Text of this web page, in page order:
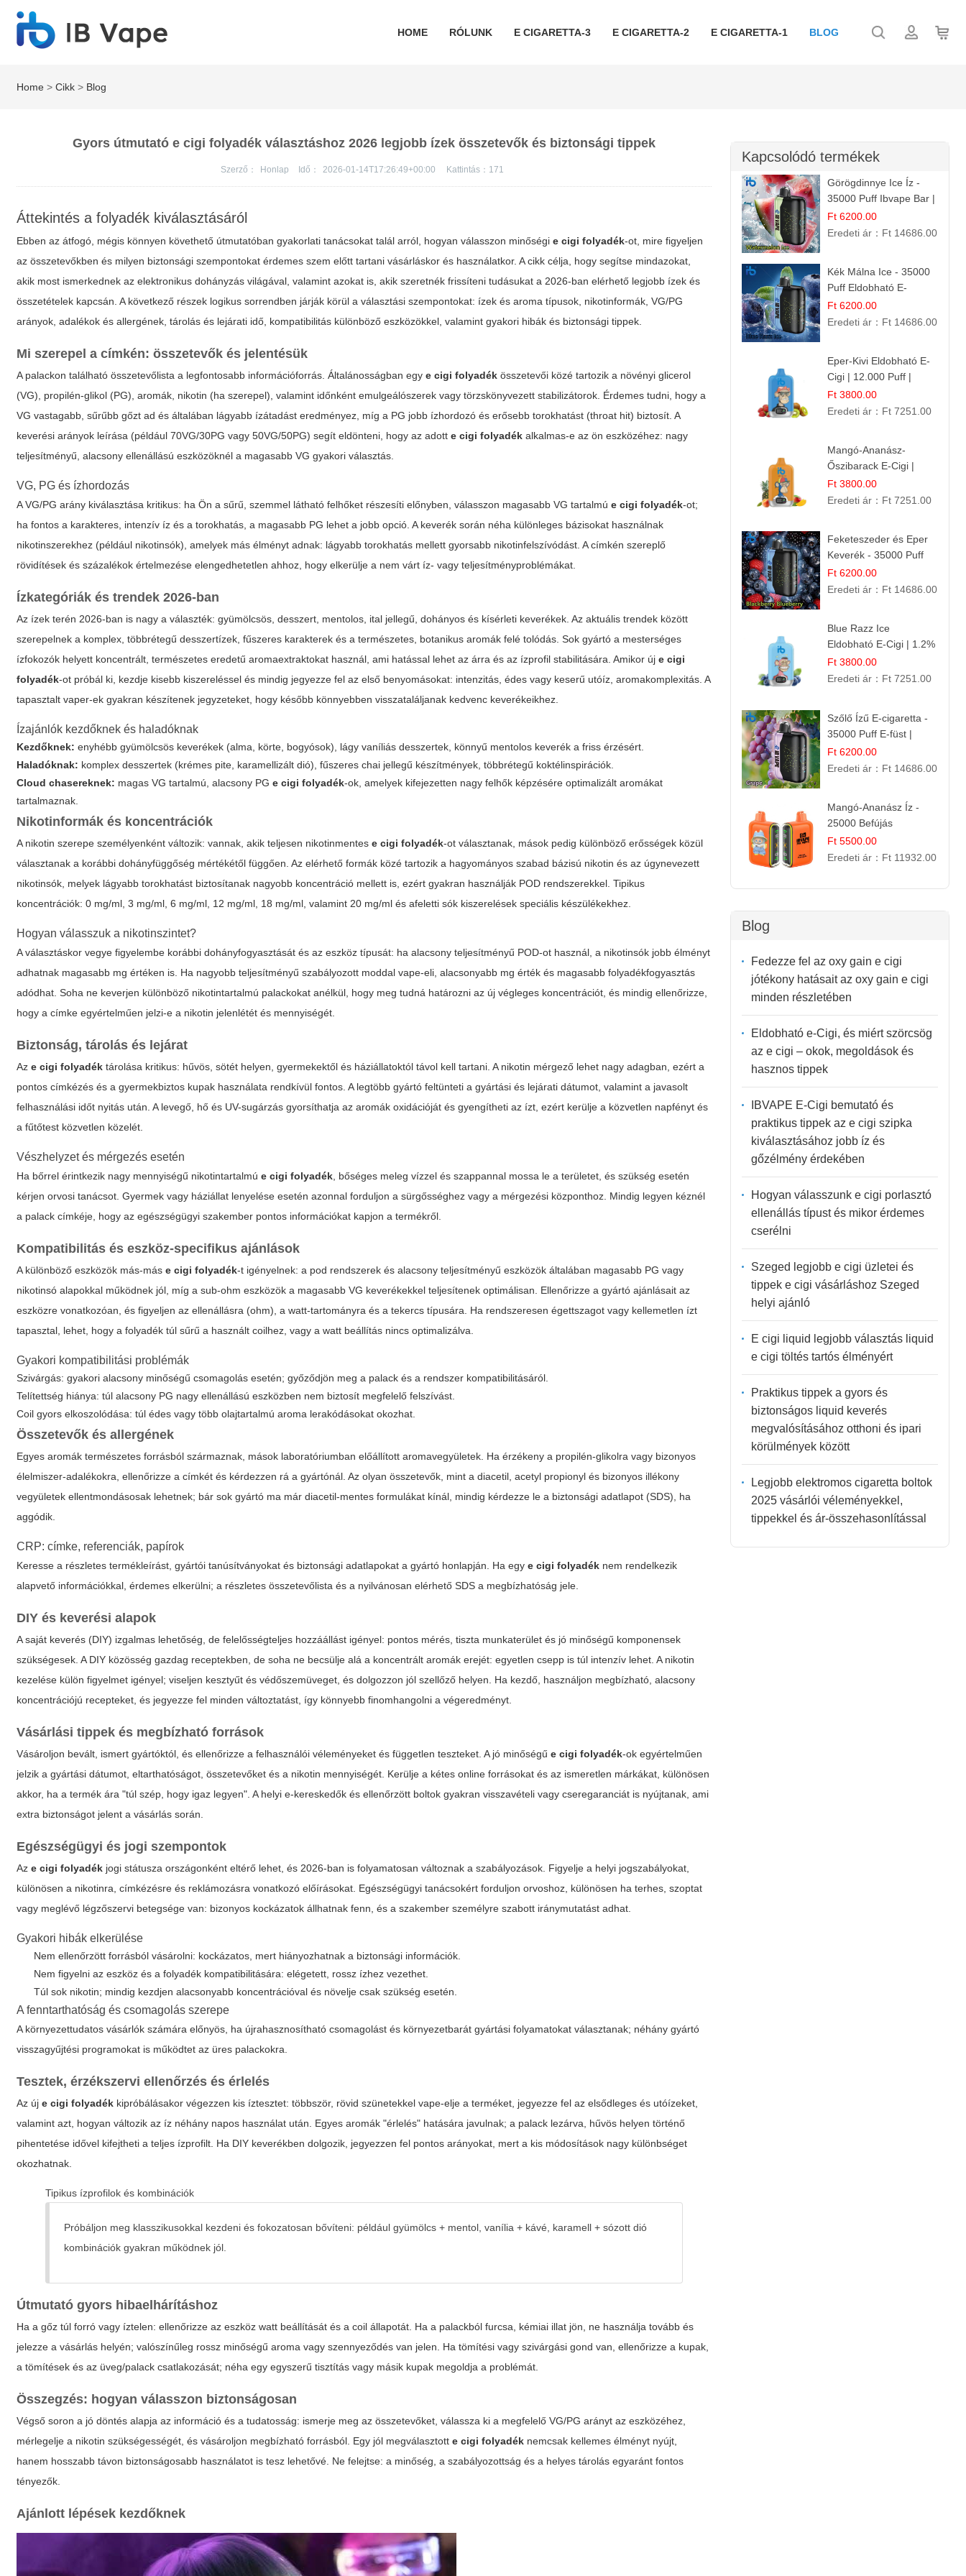
HOME RÓLUNK E CIGARETTA-3 E CIGARETTA-2 E CIGARETTA-1 BLOG
Home >Cikk > Blog
Gyors útmutató e cigi folyadék választáshoz 2026 legjobb ízek összetevők és biztonsági tippek
Szerző： Honlap Idő： 2026-01-14T17:26:49+00:00 Kattintás： 171
Áttekintés a folyadék kiválasztásáról
Ebben az átfogó, mégis könnyen követhető útmutatóban gyakorlati tanácsokat talál arról, hogyan válasszon minőségie cigi folyadék-ot, mire figyeljen
az összetevőkben és milyen biztonsági szempontokat érdemes szem előtt tartani vásárláskor és használatkor. A cikk célja, hogy segítse mindazokat,
akik most ismerkednek az elektronikus dohányzás világával, valamint azokat is, akik szeretnék frissíteni tudásukat a 2026-ban elérhető legjobb ízek és
összetételek kapcsán. A következő részek logikus sorrendben járják körül a választási szempontokat: ízek és aroma típusok, nikotinformák, VG/PG
arányok, adalékok és allergének, tárolás és lejárati idő, kompatibilitás különböző eszközökkel, valamint gyakori hibák és biztonsági tippek.
Mi szerepel a címkén: összetevők és jelentésük
A palackon található összetevőlista a legfontosabb információforrás. Általánosságban egye cigi folyadék összetevői közé tartozik a növényi glicerol
(VG), propilén-glikol (PG), aromák, nikotin (ha szerepel), valamint időnként emulgeálószerek vagy törzskönyvezett stabilizátorok. Érdemes tudni, hogy a
VG vastagabb, sűrűbb gőzt ad és általában lágyabb ízátadást eredményez, míg a PG jobb ízhordozó és erősebb torokhatást (throat hit) biztosít. A
keverési arányok leírása (például 70VG/30PG vagy 50VG/50PG) segít eldönteni, hogy az adotte cigi folyadék alkalmas-e az ön eszközéhez: nagy
teljesítményű, alacsony ellenállású eszközöknél a magasabb VG gyakori választás.
VG, PG és ízhordozás
A VG/PG arány kiválasztása kritikus: ha Ön a sűrű, szemmel látható felhőket részesíti előnyben, válasszon magasabb VG tartalmúe cigi folyadék-ot;
ha fontos a karakteres, intenzív íz és a torokhatás, a magasabb PG lehet a jobb opció. A keverék során néha különleges bázisokat használnak
nikotinszerekhez (például nikotinsók), amelyek más élményt adnak: lágyabb torokhatás mellett gyorsabb nikotinfelszívódást. A címkén szereplő
rövidítések és százalékok értelmezése elengedhetetlen ahhoz, hogy elkerülje a nem várt íz- vagy teljesítményproblémákat.
Ízkategóriák és trendek 2026-ban
Az ízek terén 2026-ban is nagy a választék: gyümölcsös, desszert, mentolos, ital jellegű, dohányos és kísérleti keverékek. Az aktuális trendek között
szerepelnek a komplex, többrétegű desszertízek, fűszeres karakterek és a természetes, botanikus aromák felé tolódás. Sok gyártó a mesterséges
ízfokozók helyett koncentrált, természetes eredetű aromaextraktokat használ, ami hatással lehet az árra és az ízprofil stabilitására. Amikor úje cigi
folyadék-ot próbál ki, kezdje kisebb kiszereléssel és mindig jegyezze fel az első benyomásokat: intenzitás, édes vagy keserű utóíz, aromakomplexitás. A
tapasztalt vaper-ek gyakran készítenek jegyzeteket, hogy később könnyebben visszataláljanak kedvenc keverékeikhez.
Ízajánlók kezdőknek és haladóknak
Kezdőknek: enyhébb gyümölcsös keverékek (alma, körte, bogyósok), lágy vaníliás desszertek, könnyű mentolos keverék a friss érzésért.
Haladóknak: komplex desszertek (krémes pite, karamellizált dió), fűszeres chai jellegű készítmények, többrétegű koktélinspirációk.
Cloud chasereknek: magas VG tartalmú, alacsony PGe cigi folyadék-ok, amelyek kifejezetten nagy felhők képzésére optimalizált aromákat
tartalmaznak.
Nikotinformák és koncentrációk
A nikotin szerepe személyenként változik: vannak, akik teljesen nikotinmentese cigi folyadék-ot választanak, mások pedig különböző erősségek közül
választanak a korábbi dohányfüggőség mértékétől függően. Az elérhető formák közé tartozik a hagyományos szabad bázisú nikotin és az úgynevezett
nikotinsók, melyek lágyabb torokhatást biztosítanak nagyobb koncentráció mellett is, ezért gyakran használják POD rendszerekkel. Tipikus
koncentrációk: 0 mg/ml, 3 mg/ml, 6 mg/ml, 12 mg/ml, 18 mg/ml, valamint 20 mg/ml és afeletti sók kiszerelések speciális készülékekhez.
Hogyan válasszuk a nikotinszintet?
A választáskor vegye figyelembe korábbi dohányfogyasztását és az eszköz típusát: ha alacsony teljesítményű POD-ot használ, a nikotinsók jobb élményt
adhatnak magasabb mg értéken is. Ha nagyobb teljesítményű szabályozott moddal vape-eli, alacsonyabb mg érték és magasabb folyadékfogyasztás
adódhat. Soha ne keverjen különböző nikotintartalmú palackokat anélkül, hogy meg tudná határozni az új végleges koncentrációt, és mindig ellenőrizze,
hogy a címke egyértelműen jelzi-e a nikotin jelenlétét és mennyiségét.
Biztonság, tárolás és lejárat
Aze cigi folyadék tárolása kritikus: hűvös, sötét helyen, gyermekektől és háziállatoktól távol kell tartani. A nikotin mérgező lehet nagy adagban, ezért a
pontos címkézés és a gyermekbiztos kupak használata rendkívül fontos. A legtöbb gyártó feltünteti a gyártási és lejárati dátumot, valamint a javasolt
felhasználási időt nyitás után. A levegő, hő és UV-sugárzás gyorsíthatja az aromák oxidációját és gyengítheti az ízt, ezért kerülje a közvetlen napfényt és
a fűtőtest közvetlen közelét.
Vészhelyzet és mérgezés esetén
Ha bőrrel érintkezik nagy mennyiségű nikotintartalmúe cigi folyadék , bőséges meleg vízzel és szappannal mossa le a területet, és szükség esetén
kérjen orvosi tanácsot. Gyermek vagy háziállat lenyelése esetén azonnal forduljon a sürgősséghez vagy a mérgezési központhoz. Mindig legyen kéznél
a palack címkéje, hogy az egészségügyi szakember pontos információkat kapjon a termékről.
Kompatibilitás és eszköz-specifikus ajánlások
A különböző eszközök más-máse cigi folyadék-t igényelnek: a pod rendszerek és alacsony teljesítményű eszközök általában magasabb PG vagy
nikotinsó alapokkal működnek jól, míg a sub-ohm eszközök a magasabb VG keverékekkel teljesítenek optimálisan. Ellenőrizze a gyártó ajánlásait az
eszközre vonatkozóan, és figyeljen az ellenállásra (ohm), a watt-tartományra és a tekercs típusára. Ha rendszeresen égettszagot vagy kellemetlen ízt
tapasztal, lehet, hogy a folyadék túl sűrű a használt coilhez, vagy a watt beállítás nincs optimalizálva.
Gyakori kompatibilitási problémák
Szivárgás: gyakori alacsony minőségű csomagolás esetén; győződjön meg a palack és a rendszer kompatibilitásáról.
Telítettség hiánya: túl alacsony PG nagy ellenállású eszközben nem biztosít megfelelő felszívást.
Coil gyors elkoszolódása: túl édes vagy több olajtartalmú aroma lerakódásokat okozhat.
Összetevők és allergének
Egyes aromák természetes forrásból származnak, mások laboratóriumban előállított aromavegyületek. Ha érzékeny a propilén-glikolra vagy bizonyos
élelmiszer-adalékokra, ellenőrizze a címkét és kérdezzen rá a gyártónál. Az olyan összetevők, mint a diacetil, acetyl propionyl és bizonyos illékony
vegyületek ellentmondásosak lehetnek; bár sok gyártó ma már diacetil-mentes formulákat kínál, mindig kérdezze le a biztonsági adatlapot (SDS), ha
aggódik.
CRP: címke, referenciák, papírok
Keresse a részletes termékleírást, gyártói tanúsítványokat és biztonsági adatlapokat a gyártó honlapján. Ha egye cigi folyadék nem rendelkezik
alapvető információkkal, érdemes elkerülni; a részletes összetevőlista és a nyilvánosan elérhető SDS a megbízhatóság jele.
DIY és keverési alapok
A saját keverés (DIY) izgalmas lehetőség, de felelősségteljes hozzáállást igényel: pontos mérés, tiszta munkaterület és jó minőségű komponensek
szükségesek. A DIY közösség gazdag receptekben, de soha ne becsülje alá a koncentrált aromák erejét: egyetlen csepp is túl intenzív lehet. A nikotin
kezelése külön figyelmet igényel; viseljen kesztyűt és védőszemüveget, és dolgozzon jól szellőző helyen. Ha kezdő, használjon megbízható, alacsony
koncentrációjú recepteket, és jegyezze fel minden változtatást, így könnyebb finomhangolni a végeredményt.
Vásárlási tippek és megbízható források
Vásároljon bevált, ismert gyártóktól, és ellenőrizze a felhasználói véleményeket és független teszteket. A jó minőségűe cigi folyadék-ok egyértelműen
jelzik a gyártási dátumot, eltarthatóságot, összetevőket és a nikotin mennyiségét. Kerülje a kétes online forrásokat és az ismeretlen márkákat, különösen
akkor, ha a termék ára "túl szép, hogy igaz legyen". A helyi e-kereskedők és ellenőrzött boltok gyakran visszavételi vagy cseregaranciát is nyújtanak, ami
extra biztonságot jelent a vásárlás során.
Egészségügyi és jogi szempontok
Aze cigi folyadék jogi státusza országonként eltérő lehet, és 2026-ban is folyamatosan változnak a szabályozások. Figyelje a helyi jogszabályokat,
különösen a nikotinra, címkézésre és reklámozásra vonatkozó előírásokat. Egészségügyi tanácsokért forduljon orvoshoz, különösen ha terhes, szoptat
vagy meglévő légzőszervi betegsége van: bizonyos kockázatok állhatnak fenn, és a szakember személyre szabott iránymutatást adhat.
Gyakori hibák elkerülése
Nem ellenőrzött forrásból vásárolni: kockázatos, mert hiányozhatnak a biztonsági információk.
Nem figyelni az eszköz és a folyadék kompatibilitására: elégetett, rossz ízhez vezethet.
Túl sok nikotin; mindig kezdjen alacsonyabb koncentrációval és növelje csak szükség esetén.
A fenntarthatóság és csomagolás szerepe
A környezettudatos vásárlók számára előnyös, ha újrahasznosítható csomagolást és környezetbarát gyártási folyamatokat választanak; néhány gyártó
visszagyűjtési programokat is működtet az üres palackokra.
Tesztek, érzékszervi ellenőrzés és érlelés
Az úje cigi folyadék kipróbálásakor végezzen kis íztesztet: többször, rövid szünetekkel vape-elje a terméket, jegyezze fel az elsődleges és utóízeket,
valamint azt, hogyan változik az íz néhány napos használat után. Egyes aromák "érlelés" hatására javulnak; a palack lezárva, hűvös helyen történő
pihentetése idővel kifejtheti a teljes ízprofilt. Ha DIY keverékben dolgozik, jegyezzen fel pontos arányokat, mert a kis módosítások nagy különbséget
okozhatnak.
Tipikus ízprofilok és kombinációk
Próbáljon meg klasszikusokkal kezdeni és fokozatosan bővíteni: például gyümölcs + mentol, vanília + kávé, karamell + sózott dió
kombinációk gyakran működnek jól.
Útmutató gyors hibaelhárításhoz
Ha a gőz túl forró vagy íztelen: ellenőrizze az eszköz watt beállítását és a coil állapotát. Ha a palackból furcsa, kémiai illat jön, ne használja tovább és
jelezze a vásárlás helyén; valószínűleg rossz minőségű aroma vagy szennyeződés van jelen. Ha tömítési vagy szivárgási gond van, ellenőrizze a kupak,
a tömítések és az üveg/palack csatlakozását; néha egy egyszerű tisztítás vagy másik kupak megoldja a problémát.
Összegzés: hogyan válasszon biztonságosan
Végső soron a jó döntés alapja az információ és a tudatosság: ismerje meg az összetevőket, válassza ki a megfelelő VG/PG arányt az eszközéhez,
mérlegelje a nikotin szükségességét, és vásároljon megbízható forrásból. Egy jól megválasztotte cigi folyadék nemcsak kellemes élményt nyújt,
hanem hosszabb távon biztonságosabb használatot is tesz lehetővé. Ne felejtse: a minőség, a szabályozottság és a helyes tárolás egyaránt fontos
tényezők.
Ajánlott lépések kezdőknek
Kapcsolódó termékek
Görögdinnye Ice Íz -
35000 Puff Ibvape Bar |
Frissítő Mentolos
Élmény!
Ft 6200.00
Eredeti ár： Ft 14686.00
Kék Málna Ice - 35000
Puff Eldobható E-
cigaretta | Élénkítő
Gyümölcsös
Ft 6200.00
Eredeti ár： Ft 14686.00
Eper-Kivi Eldobható E-
Cigi | 12.000 Puff |
Édes-Gyümölcs Íz
Ft 3800.00
Eredeti ár： Ft 7251.00
Mangó-Ananász-
Őszibarack E-Cigi |
12.000 Befújás |
Tropikus Gyümölcs Íz
Ft 3800.00
Eredeti ár： Ft 7251.00
Feketeszeder és Eper
Keverék - 35000 Puff
Eldobható Vape | Ízletes
Gyümölcsökombináció!
Ft 6200.00
Eredeti ár： Ft 14686.00
Blue Razz Ice
Eldobható E-Cigi | 1.2%
Nikotin | Jéghideg
Málna Íz
Ft 3800.00
Eredeti ár： Ft 7251.00
Szőlő Ízű E-cigaretta -
35000 Puff E-füst |
Intenzív
Gyümölcsélmény!
Ft 6200.00
Eredeti ár： Ft 14686.00
Mangó-Ananász Íz -
25000 Befújás
Eldobható E-ciga |
Trópusi Gyümölcs
Ft 5500.00
Eredeti ár： Ft 11932.00
Blog
Fedezze fel az oxy gain e cigi
jótékony hatásait az oxy gain e cigi
minden részletében
Eldobható e-Cigi, és miért szörcsög
az e cigi – okok, megoldások és
hasznos tippek
IBVAPE E-Cigi bemutató és
praktikus tippek az e cigi szipka
kiválasztásához jobb íz és
gőzélmény érdekében
Hogyan válasszunk e cigi porlasztó
ellenállás típust és mikor érdemes
cserélni
Szeged legjobb e cigi üzletei és
tippek e cigi vásárláshoz Szeged
helyi ajánló
E cigi liquid legjobb választás liquid
e cigi töltés tartós élményért
Praktikus tippek a gyors és
biztonságos liquid keverés
megvalósításához otthoni és ipari
körülmények között
Legjobb elektromos cigaretta boltok
2025 vásárlói véleményekkel,
tippekkel és ár-összehasonlítással